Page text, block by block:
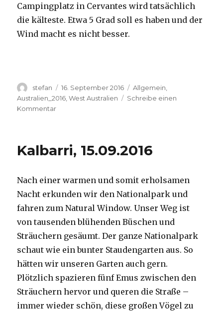
Campingplatz in Cervantes wird tatsächlich
die kälteste. Etwa 5 Grad soll es haben und der
Wind macht es nicht besser.
Autor
stefan
Veröffentlicht
am
16. September 2016 Kategorien
Allgemein
Australien_2016 ,West Australien
Schreibe einen
Kommentarzu
Kalbarri, 15.09.2016
Nach einer warmen und somit erholsamen
Nacht erkunden wir den Nationalpark und
fahren zum Natural Window. Unser Weg ist
von tausenden blühenden Büschen und
Sträuchern gesäumt. Der ganze Nationalpark
schaut wie ein bunter Staudengarten aus. So
hätten wir unseren Garten auch gern.
Plötzlich spazieren fünf Emus zwischen den
Sträuchern hervor und queren die Straße –
immer wieder schön, diese großen Vögel zu